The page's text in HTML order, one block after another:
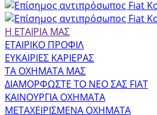
Η ΕΤΑΙΡΙΑ ΜΑΣ
ΕΤΑΙΡΙΚΟ ΠΡΟΦΙΛ
ΕΥΚΑΙΡΙΕΣ ΚΑΡΙΕΡΑΣ
ΤΑ ΟΧΗΜΑΤΑ ΜΑΣ
ΔΙΑΜΟΡΦΩΣΤΕ ΤΟ ΝΕΟ ΣΑΣ FIAT
ΚΑΙΝΟΥΡΓΙΑ ΟΧΗΜΑΤΑ
ΜΕΤΑΧΕΙΡΙΣΜΕΝΑ ΟΧΗΜΑΤΑ